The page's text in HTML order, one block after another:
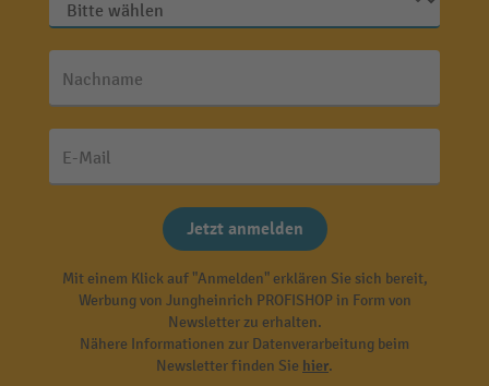
Nachname
E-Mail
Jetzt anmelden
Mit einem Klick auf "Anmelden" erklären Sie sich bereit,
Werbung von Jungheinrich PROFISHOP in Form von
Newsletter zu erhalten.
Nähere Informationen zur Datenverarbeitung beim
Newsletter finden Sie hier.